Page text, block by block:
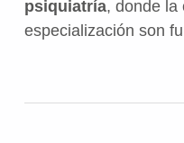
psiquiatría, donde la
especialización son